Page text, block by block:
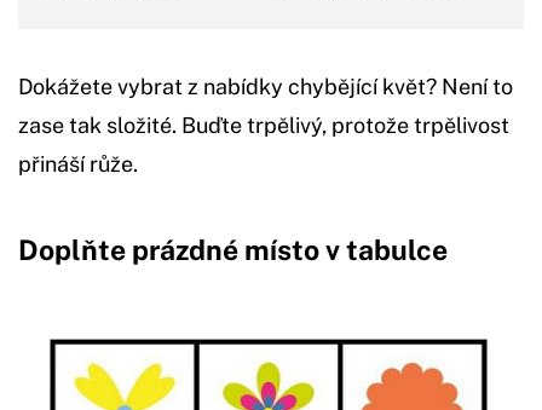
Dokážete vybrat z nabídky chybějící květ? Není to
zase tak složité. Buďte trpělivý, protože trpělivost
přináší růže.
Doplňte prázdné místo v tabulce